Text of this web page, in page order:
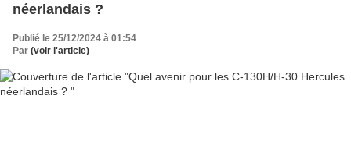
néerlandais ?
Publié le 25/12/2024 à 01:54
Par (voir l'article)